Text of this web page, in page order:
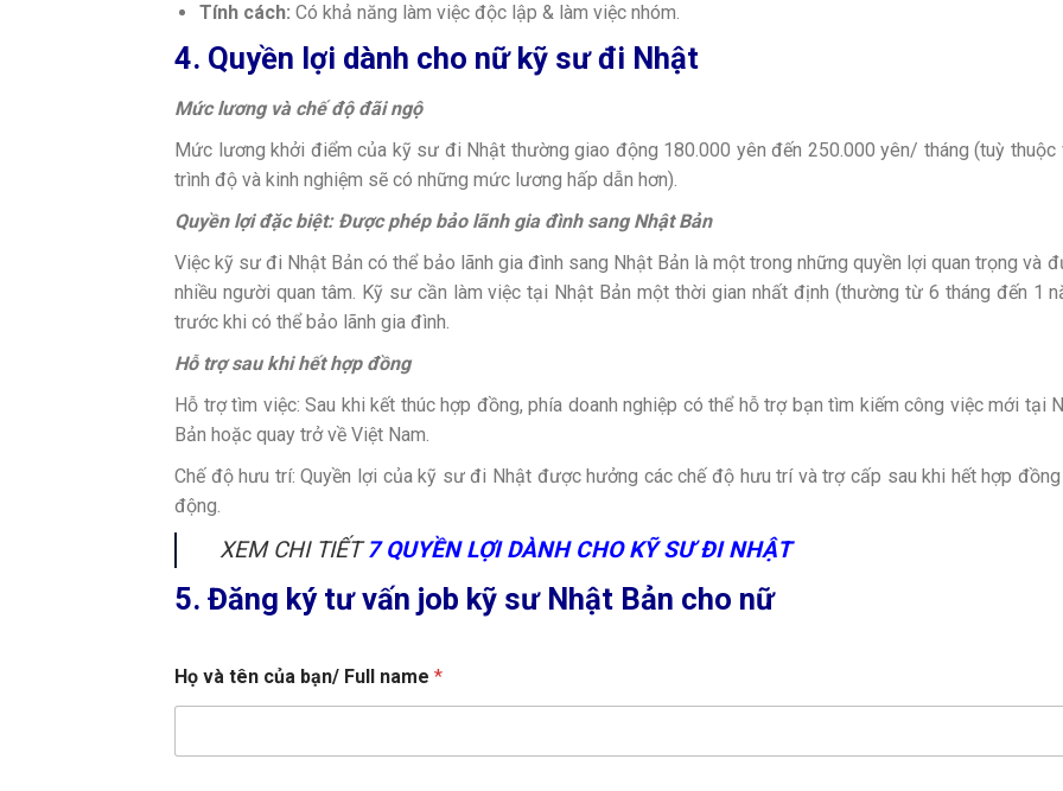
Tính cách: Có khả năng làm việc độc lập & làm việc nhóm.
4. Quyền lợi dành cho nữ kỹ sư đi Nhật
Mức lương và chế độ đãi ngộ
Mức lương khởi điểm của kỹ sư đi Nhật thường giao động 180.000 yên đến 250.000 yên/ tháng (tuỳ thuộc
trình độ và kinh nghiệm sẽ có những mức lương hấp dẫn hơn).
Quyền lợi đặc biệt: Được phép bảo lãnh gia đình sang Nhật Bản
Việc kỹ sư đi Nhật Bản có thể bảo lãnh gia đình sang Nhật Bản là một trong những quyền lợi quan trọng và
nhiều người quan tâm. Kỹ sư cần làm việc tại Nhật Bản một thời gian nhất định (thường từ 6 tháng đến 1
trước khi có thể bảo lãnh gia đình.
Hỗ trợ sau khi hết hợp đồng
Hỗ trợ tìm việc: Sau khi kết thúc hợp đồng, phía doanh nghiệp có thể hỗ trợ bạn tìm kiếm công việc mới tại
Bản hoặc quay trở về Việt Nam.
Chế độ hưu trí: Quyền lợi của kỹ sư đi Nhật được hưởng các chế độ hưu trí và trợ cấp sau khi hết hợp
động.
XEM CHI TIẾT7 QUYỀN LỢI DÀNH CHO KỸ SƯ ĐI NHẬT
5. Đăng ký tư vấn job kỹ sư Nhật Bản cho nữ
Họ và tên của bạn/ Full name *